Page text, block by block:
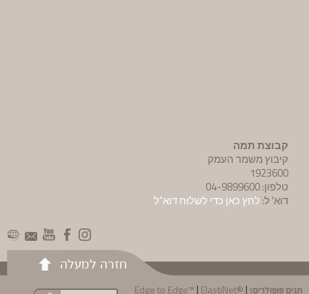
קבוצת תמה
קיבוץ משמר העמק
1923600
טלפון: 04-9899600
דוא′ ל: לחץ כאן כדי לשלוח דוא"ל
חזרה למעלה
תגים פופולרים: Edge to Edge™ | ElastiNet® |